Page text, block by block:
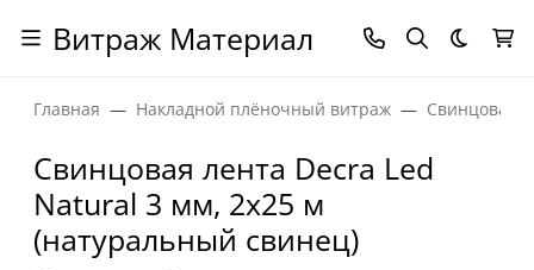
Витраж Материал Темная
Главная Накладной плёночный витраж Свинцовая
Свинцовая лента Decra Led
Natural 3 мм, 2х25 м
(натуральный свинец)